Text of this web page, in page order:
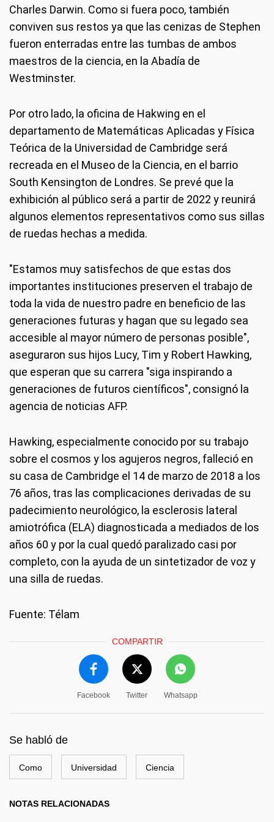
Charles Darwin. Como si fuera poco, también
conviven sus restos ya que las cenizas de Stephen
fueron enterradas entre las tumbas de ambos
maestros de la ciencia, en la Abadía de
Westminster.
Por otro lado, la oficina de Hakwing en el
departamento de Matemáticas Aplicadas y Física
Teórica de la Universidad de Cambridge será
recreada en el Museo de la Ciencia, en el barrio
South Kensington de Londres. Se prevé que la
exhibición al público será a partir de 2022 y reunirá
algunos elementos representativos como sus sillas
de ruedas hechas a medida.
"Estamos muy satisfechos de que estas dos
importantes instituciones preserven el trabajo de
toda la vida de nuestro padre en beneficio de las
generaciones futuras y hagan que su legado sea
accesible al mayor número de personas posible",
aseguraron sus hijos Lucy, Tim y Robert Hawking,
que esperan que su carrera "siga inspirando a
generaciones de futuros científicos", consignó la
agencia de noticias AFP.
Hawking, especialmente conocido por su trabajo
sobre el cosmos y los agujeros negros, falleció en
su casa de Cambridge el 14 de marzo de 2018 a los
76 años, tras las complicaciones derivadas de su
padecimiento neurológico, la esclerosis lateral
amiotrófica (ELA) diagnosticada a mediados de los
años 60 y por la cual quedó paralizado casi por
completo, con la ayuda de un sintetizador de voz y
una silla de ruedas.
Fuente: Télam
COMPARTIR
Facebook Twitter Whatsapp
Se habló de
Como Universidad Ciencia
NOTAS RELACIONADAS